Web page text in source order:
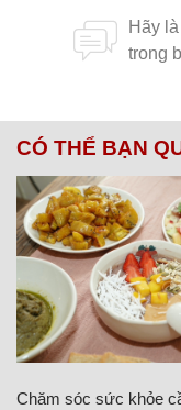
CÓ THỂ BẠN
Chăm sóc sức khỏe